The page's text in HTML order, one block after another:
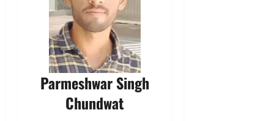
Parmeshwar Singh
Chundwat